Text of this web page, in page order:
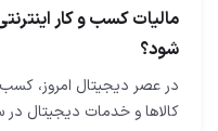
مالیات کسب و کار
شود؟
در عصر دیجیتال امروز،
کالاها و خدمات دیجیتال در